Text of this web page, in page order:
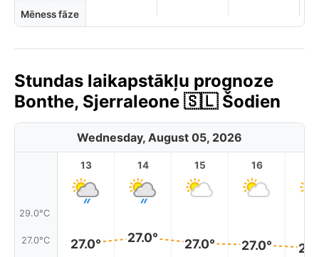
Mēness fāze
Stundas laikapstākļu prognoze
Bonthe, Sjerraleone 🇸🇱 Šodien
Wednesday, August 05, 2026
29.0°C
27.0°C
13
27.0°
14
27.0°
15
27.0°
16
27.0°